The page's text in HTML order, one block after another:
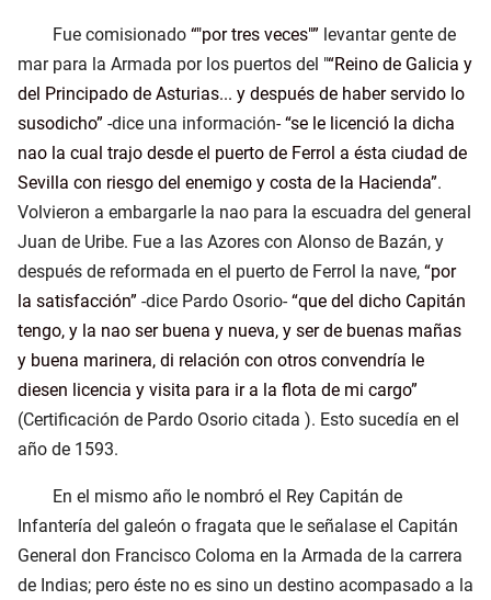
Fue comisionado "por tres veces"
levantar gente de
mar para la Armada por los puertos del " Reino de Galicia y
del Principado de Asturias... y después de haber servido lo
susodicho -dice una información- se le licenció la dicha
nao la cual trajo desde el puerto de Ferrol a ésta ciudad de
Sevilla con riesgo del enemigo y costa de la Hacienda .
Volvieron a embargarle la nao para la escuadra del general
Juan de Uribe. Fue a las Azores con Alonso de Bazán, y
después de reformada en el puerto de Ferrol la nave, por
la satisfacción -dice Pardo Osorio- que del dicho Capitán
tengo, y la nao ser buena y nueva, y ser de buenas mañas
y buena marinera, di relación con otros convendría le
diesen licencia y visita para ir a la flota de mi cargo
(Certificación de Pardo Osorio citada ). Esto sucedía en el
año de 1593.
En el mismo año le nombró el Rey Capitán de
Infantería del galeón o fragata que le señalase el Capitán
General don Francisco Coloma en la Armada de la carrera
de Indias; pero éste no es sino un destino acompasado a la